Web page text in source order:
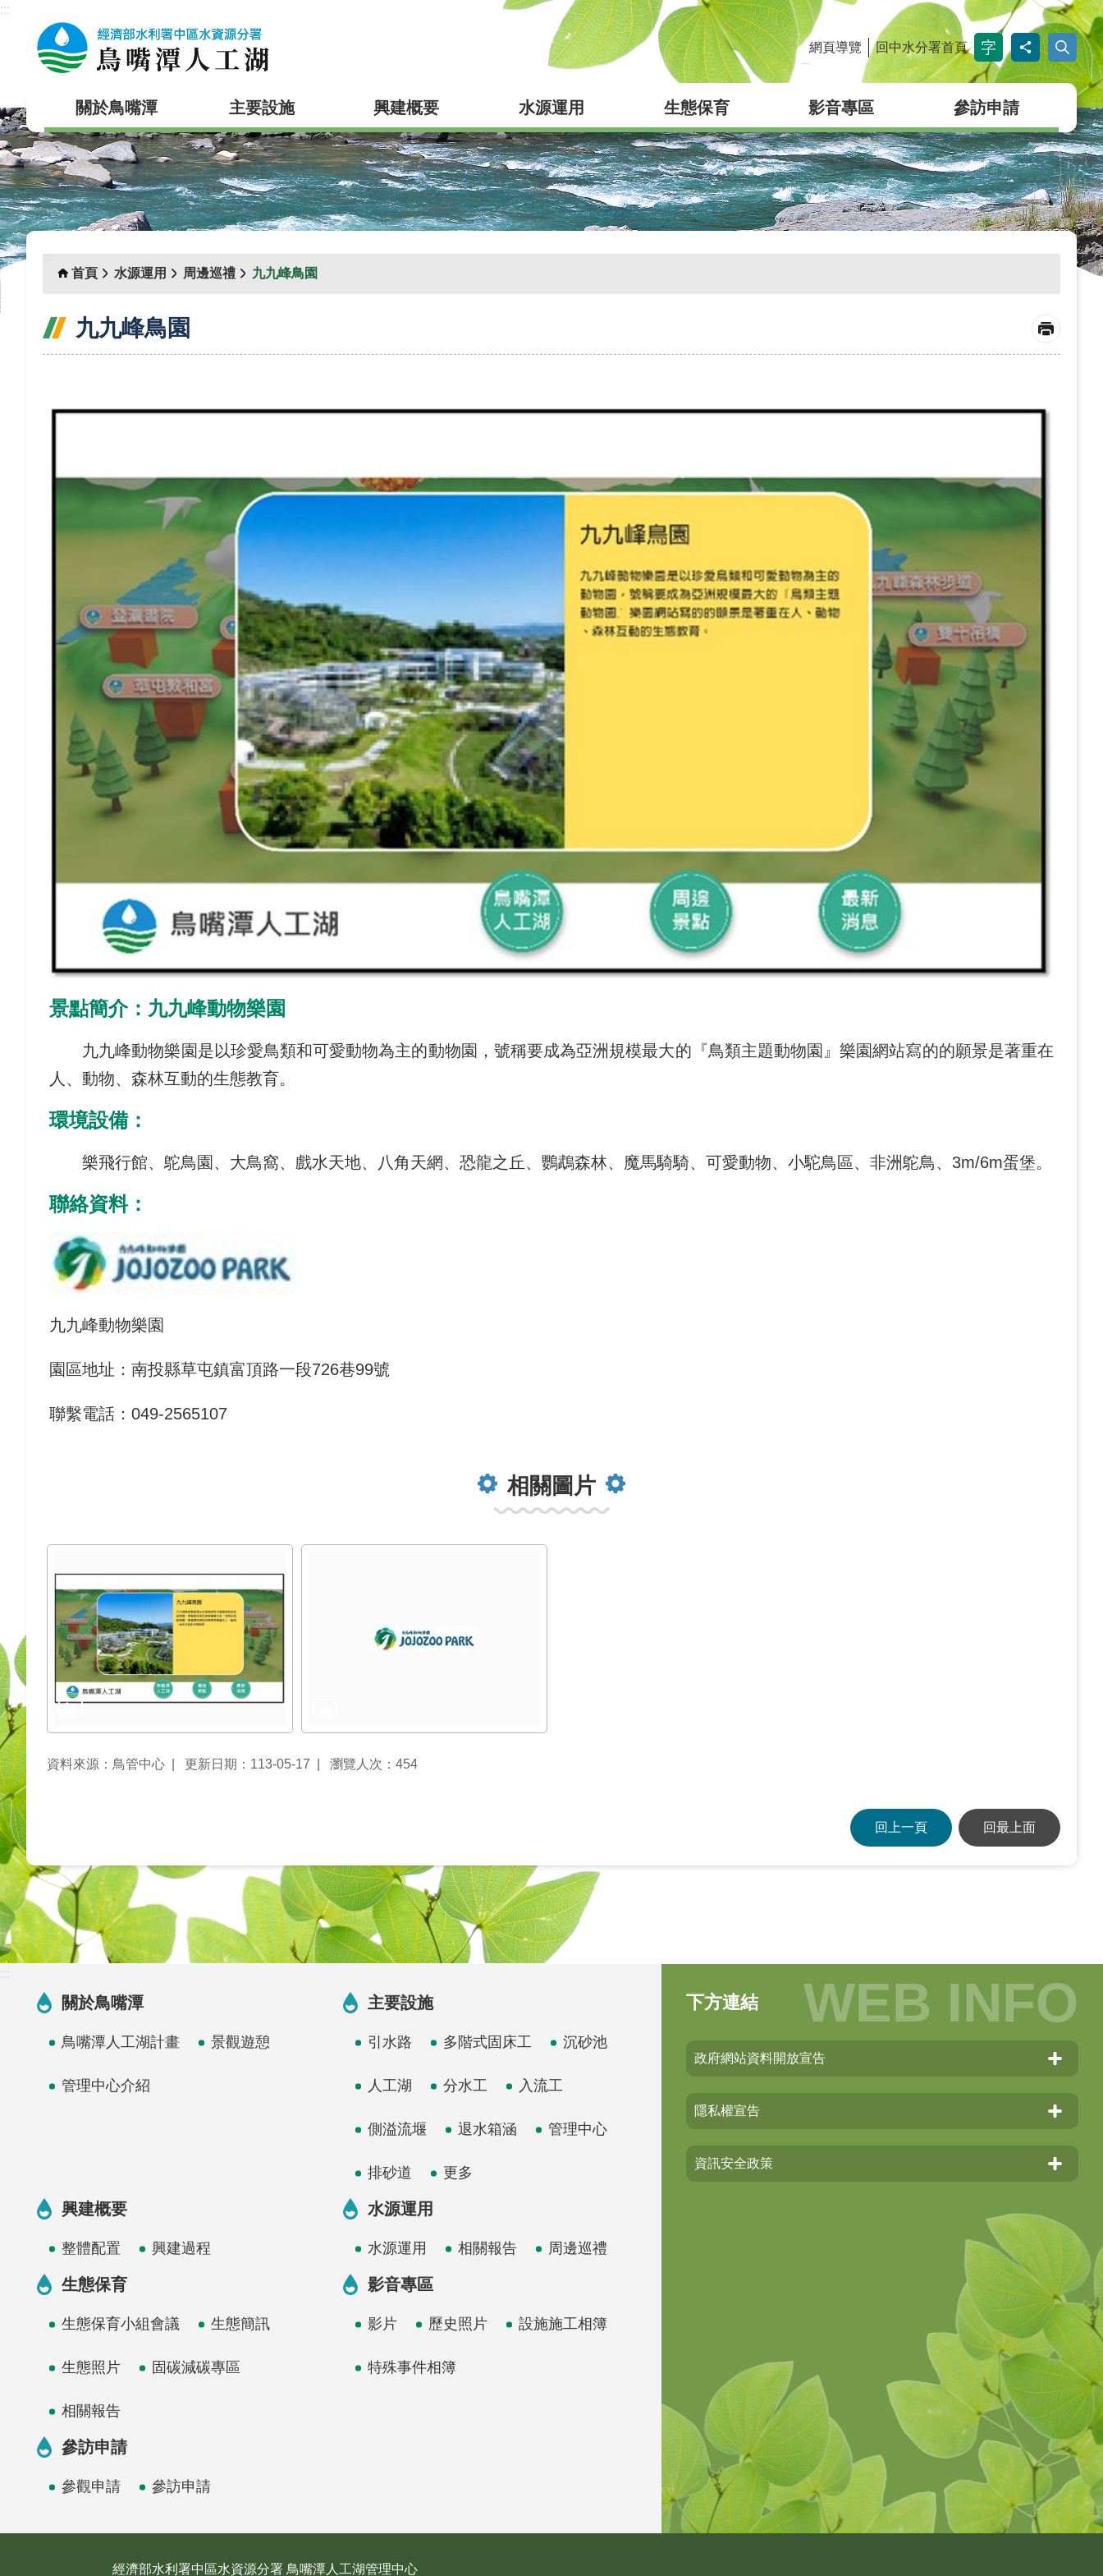
跳到主要內容區塊
:::
網頁導覽 回中水分署首頁
關於鳥嘴潭 主要設施 興建概要 水源運用 生態保育 影音專區 參訪申請
:::
首頁
水源運用 周邊巡禮 九九峰鳥園
九九峰鳥園
景點簡介：九九峰動物樂園
九九峰動物樂園是以珍愛鳥類和可愛動物為主的動物園，號稱要成為亞洲規模最大的『鳥類主題動物園』樂園網站寫的的願景是著重在
人、動物、森林互動的生態教育。
環境設備：
樂飛行館、鴕鳥園、大鳥窩、戲水天地、八角天網、恐龍之丘、鸚鵡森林、魔馬騎騎、可愛動物、小駝鳥區、非洲鴕鳥、3m/6m蛋堡。
聯絡資料：
九九峰動物樂園
園區地址：南投縣草屯鎮富頂路⼀段726巷99號
聯繫電話：049-2565107
相關圖片
資料來源：鳥管中心 更新日期：113-05-17 瀏覽人次：454
回上一頁 回最上面
:::
關於鳥嘴潭
鳥嘴潭人工湖計畫 景觀遊憩
管理中心介紹
主要設施
引水路 多階式固床工 沉砂池
人工湖 分水工 入流工
側溢流堰 退水箱涵 管理中心
排砂道 更多
興建概要
整體配置 興建過程
水源運用
水源運用 相關報告 周邊巡禮
生態保育
生態保育小組會議 生態簡訊
生態照片 固碳減碳專區
相關報告
影音專區
影片 歷史照片 設施施工相簿
特殊事件相簿
參訪申請
參觀申請 參訪申請
下方連結
政府網站資料開放宣告
隱私權宣告
資訊安全政策
經濟部水利署中區水資源分署 鳥嘴潭人工湖管理中心